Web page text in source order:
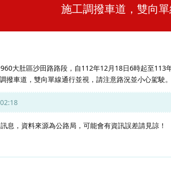
施工調撥車道，雙向
大肚區沙田路路段，自112年12月18日6時起至113
撥車道，雙向單線通行並視，請注意路況並小心駕駛。
息，資料來源為公路局，可能會有資訊誤差請見諒！